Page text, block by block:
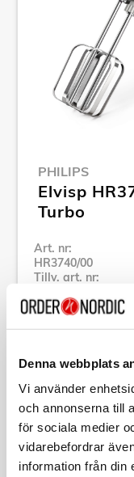
Denna webbplats
Vi använder
och annonserna till
för sociala medier
vidarebefordrar
information från din
PHILIPS
Elvisp
Turbo
Art. nr:
HR3740/00
Tillv. art. nr:
Se alla produkter
Beskrivning
Art. nr:HR3740/00